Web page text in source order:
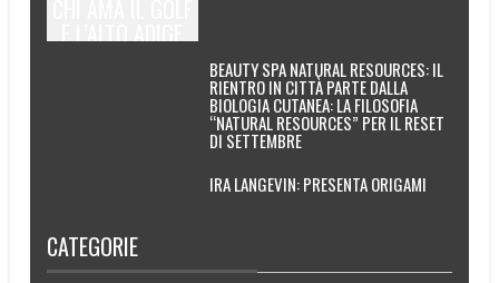
E L’ALTO ADIGE
BEAUTY SPA NATURAL RESOURCES: IL
RIENTRO IN CITTÀ PARTE DALLA
BIOLOGIA CUTANEA: LA FILOSOFIA
“NATURAL RESOURCES” PER IL RESET
DI SETTEMBRE
IRA LANGEVIN: PRESENTA ORIGAMI
CATEGORIE